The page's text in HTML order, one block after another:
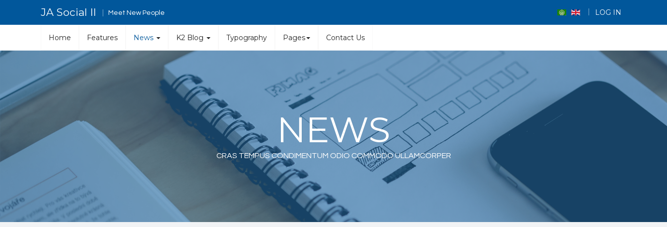
JA Social II Meet New People LOG IN
Home Features News K2 Blog Typography Pages Contact Us
NEWS
CRAS TEMPUS CONDIMENTUM ODIO COMMODO ULLAMCORPER